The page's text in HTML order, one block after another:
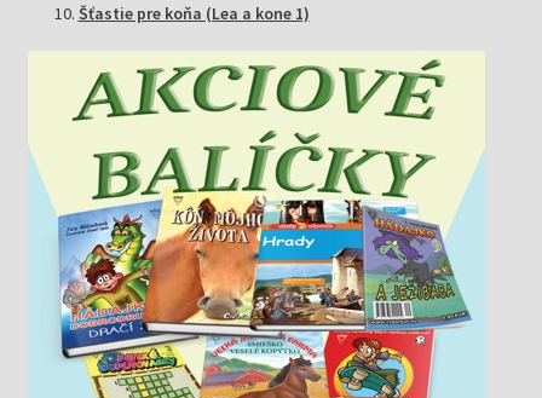
Šťastie pre koňa (Lea a kone 1)